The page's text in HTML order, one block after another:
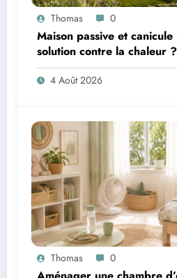
Thomas 0
Maison passive et
solution contre la chaleur ?
4 Août 2026
Thomas 0